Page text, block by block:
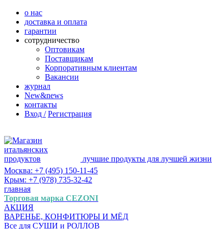
о нас
доставка и оплата
гарантии
сотрудничество
Оптовикам
Поставщикам
Корпоративным клиентам
Вакансии
журнал
New&news
контакты
Вход / Регистрация
лучшие продукты для лучшей жизни
Москва: +7 (495) 150-11-45
Крым: +7 (978) 735-32-42
главная
Торговая марка CEZONI
АКЦИЯ
ВАРЕНЬЕ, КОНФИТЮРЫ И МЁД
Все для СУШИ и РОЛЛОВ